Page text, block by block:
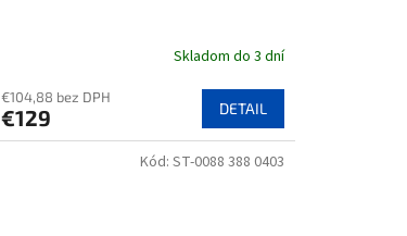
Skladom do 3 dní
€104,88 bez DPH
€129 DETAIL
Kód: ST-0088 388 0403